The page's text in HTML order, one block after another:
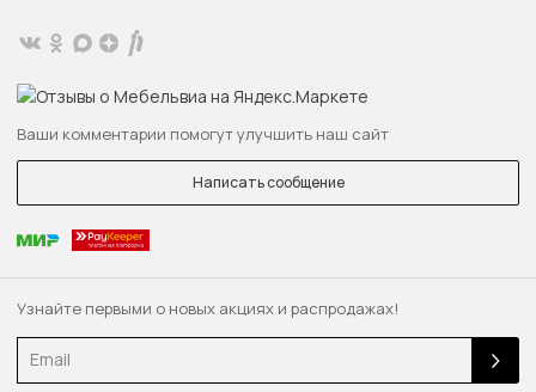
Узнайте первыми о новых акциях и распродажах!
Email
Ваши комментарии помогут улучшить наш сайт
Написать сообщение